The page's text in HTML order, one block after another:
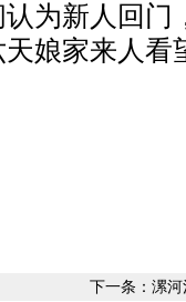
为新人回门
娘家来人看
下一条： 漯河